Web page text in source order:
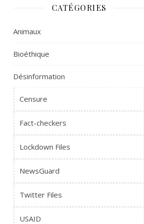
CATÉGORIES
Animaux
Bioéthique
Désinformation
Censure
Fact-checkers
Lockdown Files
NewsGuard
Twitter Files
USAID